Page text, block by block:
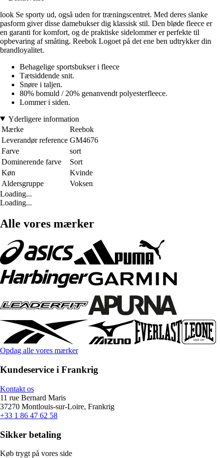
look Se sporty ud, også uden for træningscentret. Med deres slanke
pasform giver disse damebukser dig klassisk stil. Den bløde fleece er
en garanti for komfort, og de praktiske sidelommer er perfekte til
opbevaring af småting. Reebok Logoet på det ene ben udtrykker din
brandloyalitet.
Behagelige sportsbukser i fleece
Tætsiddende snit.
Snøre i taljen.
80% bomuld / 20% genanvendt polyesterfleece.
Lommer i siden.
Yderligere information
Mærke
Reebok
Leverandør reference GM4676
Farve
sort
Dominerende farve
Sort
Køn
Kvinde
Aldersgruppe
Voksen
Loading...
Loading...
Alle vores mærker
Opdag alle vores mærker
Kundeservice i Frankrig
Kontakt os
11 rue Bernard Maris
37270 Montlouis-sur-Loire, Frankrig
+33 1 86 47 62 58
Sikker betaling
Køb trygt på vores side